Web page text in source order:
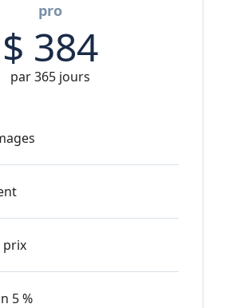
pro
$ 384
par 365 jours
prix
5 %